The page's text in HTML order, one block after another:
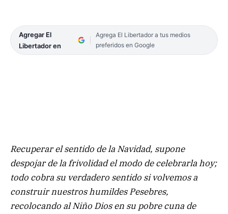
Agregar El
Libertador en
Agrega El Libertador a tus medios
preferidos en Google
Recuperar el sentido de la Navidad, supone
despojar de la frivolidad el modo de celebrarla hoy;
todo cobra su verdadero sentido si volvemos a
construir nuestros humildes Pesebres,
recolocando al Niño Dios en su pobre cuna de